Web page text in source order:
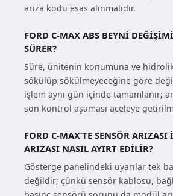
arıza kodu esas alınmalıdır.
FORD C-MAX ABS BEYNI
SÜRER?
Süre, ünitenin konumuna ve
sökülüp sökülmeyeceğine göre
işlem aynı gün içinde tamamlanır;
son kontrol aşaması aceleye
FORD C-MAX’TE SENSÖR
ARIZASI NASIL AYIRT EDILIR?
Gösterge panelindeki uyarılar tek
değildir; çünkü sensör kablosu,